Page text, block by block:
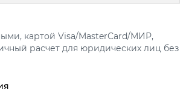
картой Visa/MasterCard/МИР,
расчет для юридических лиц без